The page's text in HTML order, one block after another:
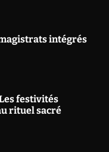
intégrés
Les festivités
rituel sacré